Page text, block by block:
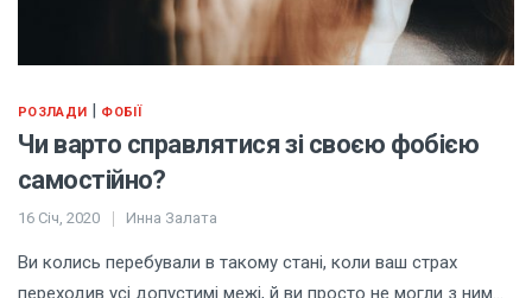
РОЗЛАДИ | ФОБІЇ
Чи варто справлятися зі своєю фобією
самостійно?
16 Січ, 2020 Инна Залата
Ви колись перебували в такому стані, коли ваш страх
переходив усі допустимі межі, й ви просто не могли з ним…